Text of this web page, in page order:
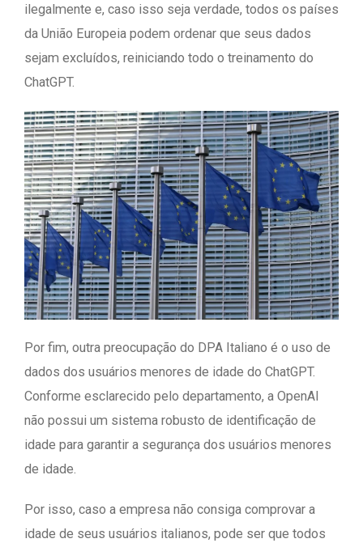
ilegalmente e, caso isso seja verdade, todos os países
da União Europeia podem ordenar que seus dados
sejam excluídos, reiniciando todo o treinamento do
ChatGPT.
Por fim, outra preocupação do DPA Italiano é o uso de
dados dos usuários menores de idade do ChatGPT.
Conforme esclarecido pelo departamento, a OpenAI
não possui um sistema robusto de identificação de
idade para garantir a segurança dos usuários menores
de idade.
Por isso, caso a empresa não consiga comprovar a
idade de seus usuários italianos, pode ser que todos